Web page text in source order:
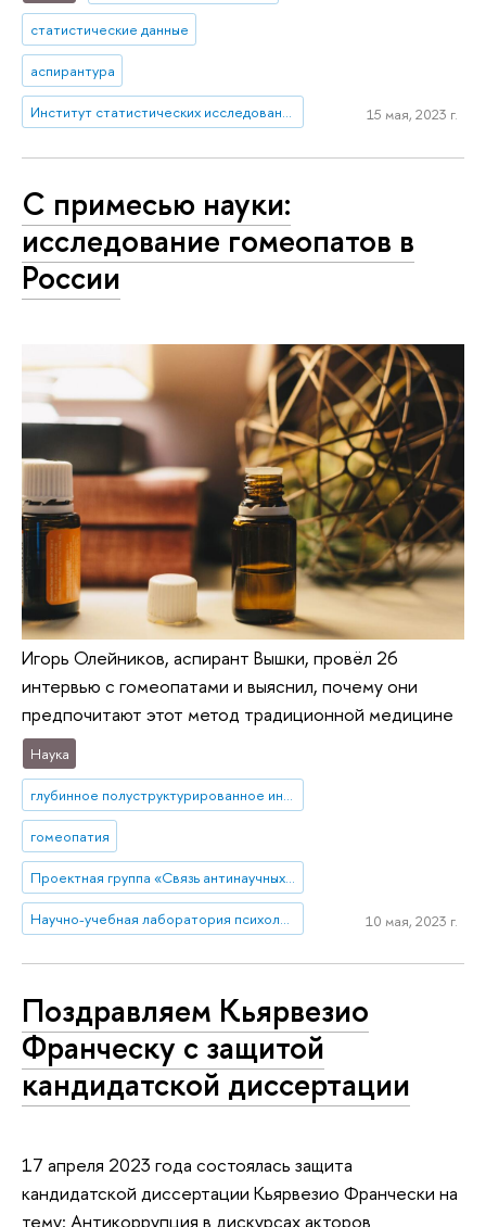
статистические данные
аспирантура
Институт статистических исследований и экономики знаний 15 мая, 2023 г.
С примесью науки:
исследование гомеопатов в
России
Игорь Олейников, аспирант Вышки, провёл 26
интервью с гомеопатами и выяснил, почему они
предпочитают этот метод традиционной медицине
Наука
глубинное полуструктурированное интервью
гомеопатия
Проектная группа «Связь антинаучных и конспирологических верований с благополучием и заботой о здоровье у россиян»
10 мая, 2023 г.
Поздравляем Кьярвезио
Франческу с защитой
кандидатской диссертации
17 апреля 2023 года состоялась защита
кандидатской диссертации Кьярвезио Франчески на
тему: Антикоррупция в дискурсах акторов